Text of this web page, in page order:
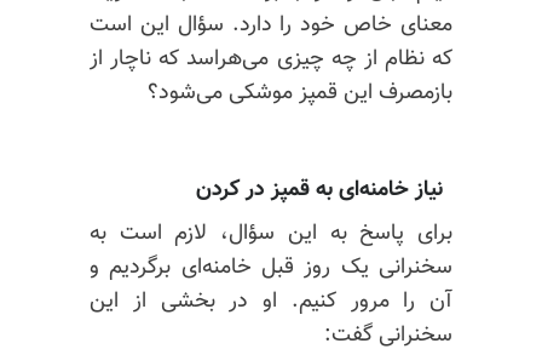
معنای خاص خود را دارد. سؤال این است
که نظام از چه چیزی می‌هراسد که ناچار از
بازمصرف این قمپز موشکی می‌شود؟
نیاز خامنه‌ای به قمپز در کردن
برای پاسخ به این سؤال، لازم است به
سخنرانی یک روز قبل خامنه‌ای برگردیم و
آن را مرور کنیم. او در بخشی از این
سخنرانی گفت: